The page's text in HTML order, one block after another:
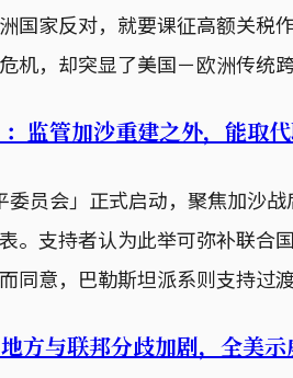
国家反对，就要课征高额关税
机，却突显了美国－欧洲传统
监管加沙重建之外，能取代
员会」正式启动，聚焦加沙
。支持者认为此举可弥补联合
同意，巴勒斯坦派系则支持过
方与联邦分歧加剧，全美